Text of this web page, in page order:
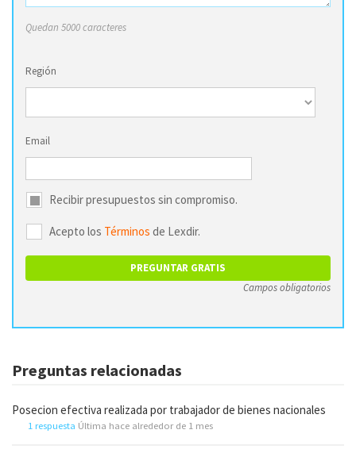
Quedan 5000 caracteres
Región
Email
Recibir presupuestos sin compromiso.
Acepto los Términos de Lexdir.
Campos obligatorios
Preguntas relacionadas
Posecion efectiva realizada por trabajador de bienes nacionales
1 respuesta Última hace alrededor de 1 mes